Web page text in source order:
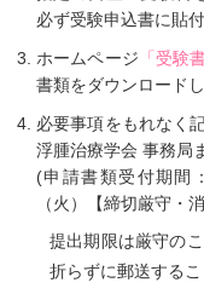
必ず受験申込書に貼
ホームページ 「受験
書類をダウンロード
必要事項をもれなく
浮腫治療学会 事務局
(申請書類受付期間：
（火）【締切厳守・
提出期限は厳守の
折らずに郵送するこ